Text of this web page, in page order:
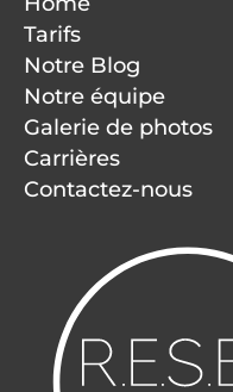
Tarifs
Notre Blog
Notre équipe
Galerie de photos
Carrières
Contactez-nous